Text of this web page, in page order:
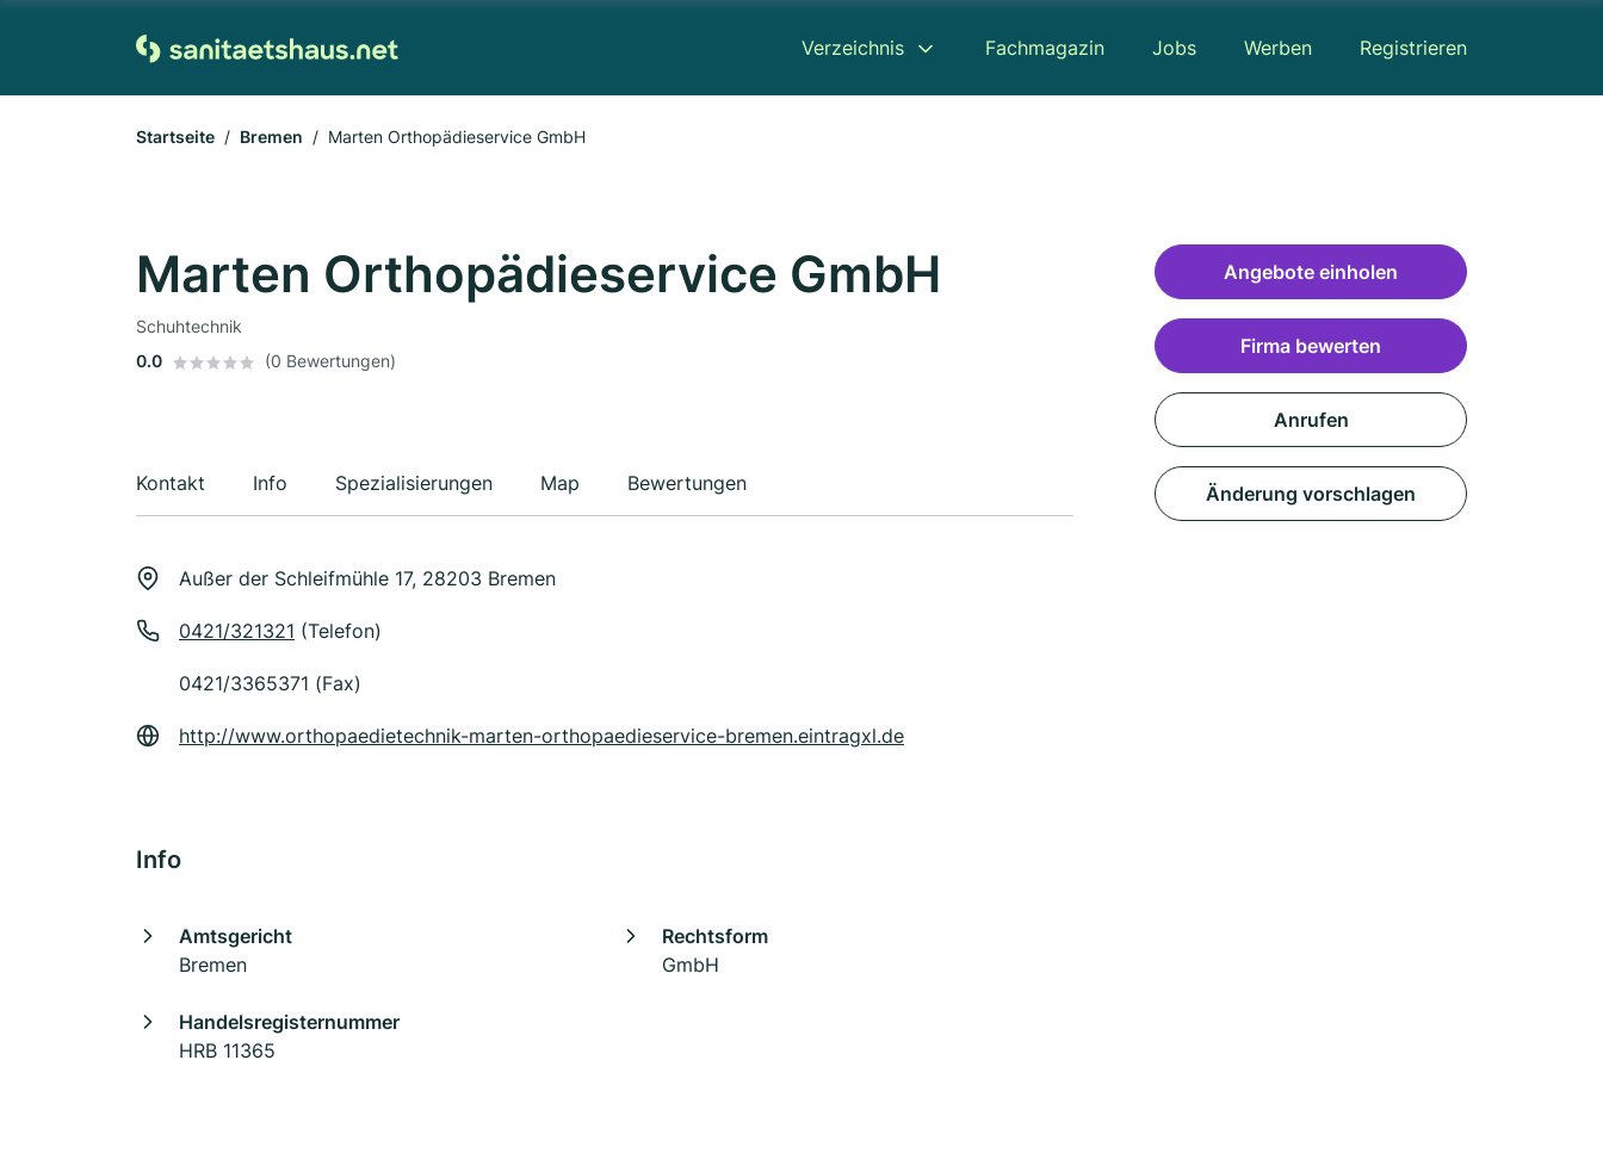
Verzeichnis Fachmagazin Jobs Werben Registrieren
Startseite Bremen Marten Orthopädieservice GmbH
Marten Orthopädieservice GmbH
Schuhtechnik
0.0
(0 Bewertungen)
Kontakt Info Spezialisierungen Map Bewertungen
Außer der Schleifmühle 17, 28203 Bremen
0421/321321 (Telefon)
0421/3365371 (Fax)
http://www.orthopaedietechnik-marten-orthopaedieservice-bremen.eintragxl.de
Info
Amtsgericht
Bremen
Rechtsform
GmbH
Handelsregisternummer
HRB 11365
Angebote einholen
Firma bewerten
Anrufen
Änderung vorschlagen